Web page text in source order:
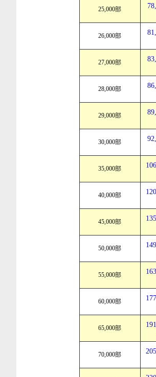
25,000部
26,000部
27,000部
28,000部
29,000部
30,000部
35,000部
40,000部
45,000部
50,000部
55,000部
60,000部
65,000部
70,000部